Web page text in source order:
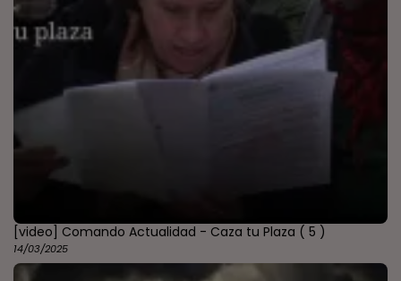
[video] Comando Actualidad - Caza tu Plaza ( 5 )
14/03/2025